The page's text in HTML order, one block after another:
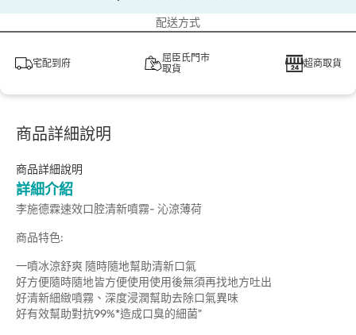
配送方式
宅配到府
屈臣氏門市
取貨
超商取貨
商品詳細說明
商品詳細說明
詳細介紹
李施德霖速效口腔清新噴霧- 沁涼薄荷
商品特色:
一噴冰涼舒爽 隨時隨地幫助清新口氣
好方便隨時隨地皆方便使用使用後無須再找地方吐出
好清新細緻噴霧、深度浸潤幫助去除口氣異味
好有效幫助對抗99%*造成口臭的細菌"